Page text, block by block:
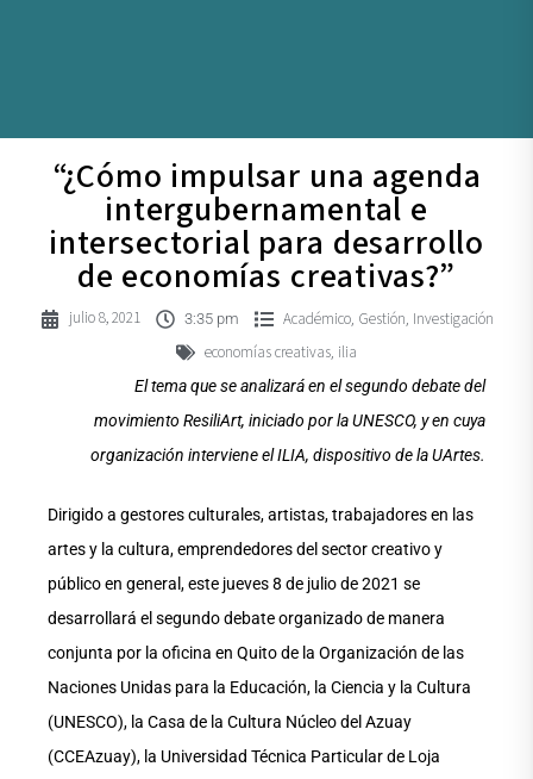
“¿Cómo impulsar una agenda
intergubernamental e
intersectorial para desarrollo
de economías creativas?”
julio 8, 2021 3:35 pm Académico, Gestión Investigación
economías creativas ilia
El tema que se analizará en el segundo debate del
movimiento ResiliArt, iniciado por la UNESCO, y en cuya
organización interviene el ILIA, dispositivo de la UArtes.
Dirigido a gestores culturales, artistas, trabajadores en las
artes y la cultura, emprendedores del sector creativo y
público en general, este jueves 8 de julio de 2021 se
desarrollará el segundo debate organizado de manera
conjunta por la oficina en Quito de la Organización de las
Naciones Unidas para la Educación, la Ciencia y la Cultura
(UNESCO), la Casa de la Cultura Núcleo del Azuay
(CCEAzuay), la Universidad Técnica Particular de Loja